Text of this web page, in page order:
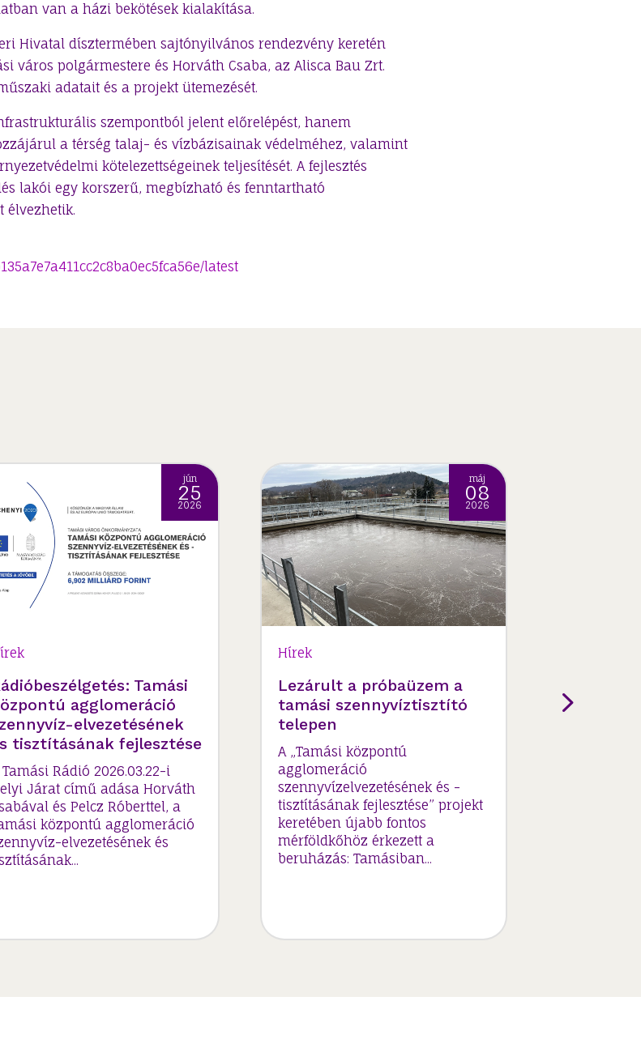
van a házi bekötések kialakítása.
Hivatal dísztermében sajtónyilvános rendezvény keretén
város polgármestere és Horváth Csaba, az Alisca Bau Zrt.
adatait és a projekt ütemezését.
szempontból jelent előrelépést, hanem
a térség talaj- és vízbázisainak védelméhez, valamint
kötelezettségeinek teljesítését. A fejlesztés
lakói egy korszerű, megbízható és fenntartható
élvezhetik.
latest
jún
25
2026
Tamási
agglomeráció
elvezetésének
tisztításának fejlesztése
Tamási Rádió 2026.03.22-i
Járat című adása Horváth
és Pelcz Róberttel, a
központú agglomeráció
elvezetésének és
máj
08
2026
Hírek
Lezárult a próbaüzem a
tamási szennyvíztisztító
telepen
A „Tamási központú
agglomeráció
szennyvízelvezetésének és -
tisztításának fejlesztése” projekt
keretében újabb fontos
mérföldkőhöz érkezett a
beruházás: Tamásiban...